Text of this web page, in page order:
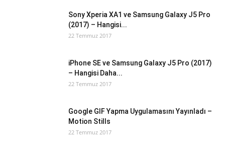
Sony Xperia XA1 ve Samsung Galaxy J5 Pro
(2017) – Hangisi...
22 Temmuz 2017
iPhone SE ve Samsung Galaxy J5 Pro (2017)
– Hangisi Daha...
22 Temmuz 2017
Google GIF Yapma Uygulamasını Yayınladı –
Motion Stills
22 Temmuz 2017